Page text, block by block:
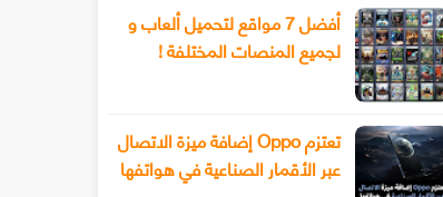
أفضل 7 مواقع لتحميل ألعاب و
لجميع المنصات المختلفة !
تعتزم Oppo إضافة ميزة الاتصال
عبر الأقمار الصناعية في هواتفها